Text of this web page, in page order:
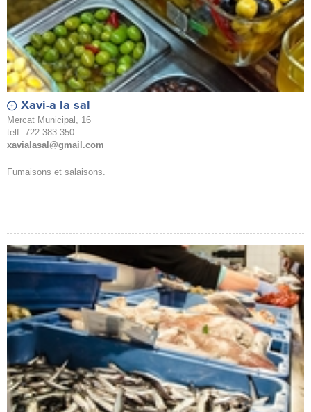
Xavi-a la sal
Mercat Municipal, 16
telf. 722 383 350
xavialasal@gmail.com
Fumaisons et salaisons.